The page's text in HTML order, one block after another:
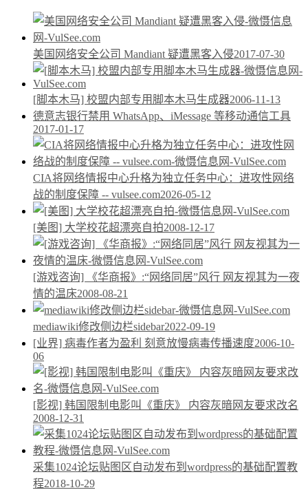
美国网络安全公司 Mandiant 疑遭黑客入侵2017-07-30
[脚本木马] 校盟内部专用脚本木马生成器2006-11-13
德意志银行禁用 WhatsApp、iMessage 等移动通信工具
2017-01-17
CIA将网络情报中心升格为独立任务中心：进攻性网络
战的制度保障 -- vulsee.com2026-05-12
[美图] 大学校花超漂亮自拍2008-12-17
[游戏咨询] 《华商报》:“网络同居”风行 网友视其为一夜
情的温床2008-08-21
mediawiki修改侧边栏sidebar2022-09-19
[业界] 病毒作者为盈利 刻意放慢病毒传播速度2006-10-
06
[影视] 韩国限制电影叫《重庆》 内容灰暗网友要求改名
2008-12-31
采集1024论坛贴图区自动发布到wordpress的基础配置教
程2018-10-29